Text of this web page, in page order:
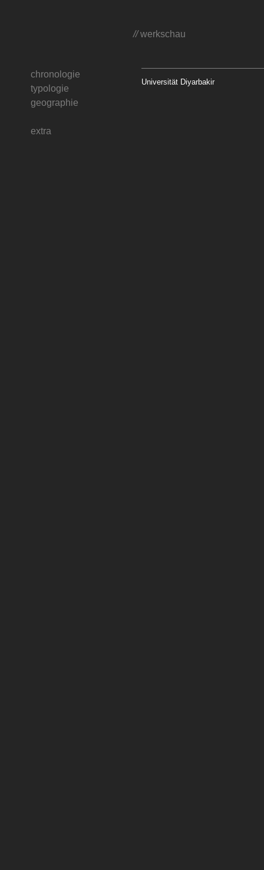
// werkschau
chronologie
typologie
geographie
extra
Universität Diyarbakir